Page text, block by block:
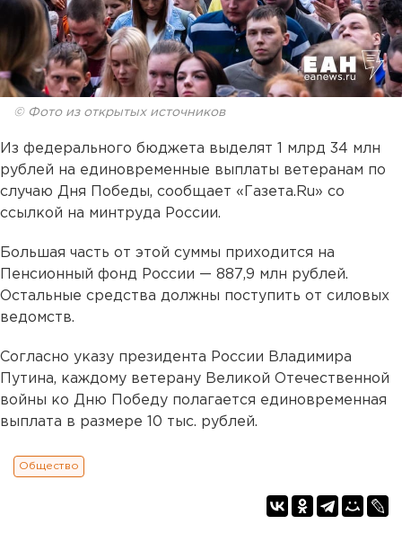
© Фото из открытых источников
Из федерального бюджета выделят 1 млрд 34 млн
рублей на единовременные выплаты ветеранам по
случаю Дня Победы, сообщает «Газета.Ru» со
ссылкой на минтруда России.
Большая часть от этой суммы приходится на
Пенсионный фонд России — 887,9 млн рублей.
Остальные средства должны поступить от силовых
ведомств.
Согласно указу президента России Владимира
Путина, каждому ветерану Великой Отечественной
войны ко Дню Победу полагается единовременная
выплата в размере 10 тыс. рублей.
Общество